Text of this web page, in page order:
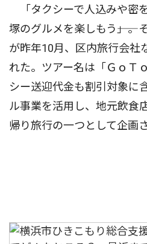
「タクシーで人込みや密
塚のグルメを楽しもう――」
が昨年10月、区内旅行会社
れた。ツアー名は「ＧｏＴ
シー送迎代金も割引対象に
ル事業を活用し、地元飲食
帰り旅行の一つとして企画